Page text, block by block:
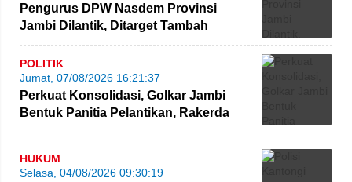
Pengurus DPW Nasdem Provinsi
Jambi Dilantik, Ditarget Tambah
Perolehan Kursi Legislatif
POLITIK
Jumat, 07/08/2026 16:21:37
Perkuat Konsolidasi, Golkar Jambi
Bentuk Panitia Pelantikan, Rakerda
hingga Bimtek
HUKUM
Selasa, 04/08/2026 09:30:19